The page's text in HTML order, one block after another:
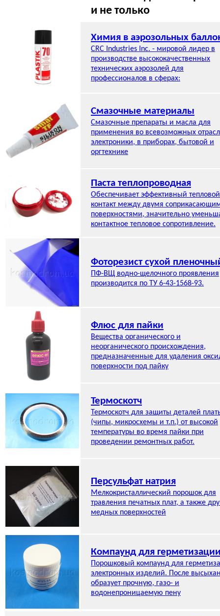
и не только
Химия в аэрозольных
CRC Industries Inc. - мировой лидер в
производстве высококачественных
технических аэрозолей для
профессионалов в сферах:
Смазочные материалы
Смазочные препараты и масла для
применения во всевозможных
электроники, в приборах, бытовой и
оргтехнике
Паста теплопроводная
Обеспечивает эффективный тепловой
контакт между двумя
поверхностями, значительно
контактное тепловое сопротивление.
Фоторезист сухой
ПФ-ВЩ водно-щелочного проявления
производится по ТУ 6-43-1568-93.
Флюс для пайки
Вещества органического и
неорганического происхождения,
предназначенные для удаления
поверхности под пайку
Термоскотч
Термоскотч для защиты деталей
(чипы, микросхемы и т.п.) от высокой
температуры во время пайки при
проведении ремонтных работ.
Персульфат натрия
Мелкокристаллический порошок для
травления печатных плат, а также
медных поверхностей
Компаунд для
Порошковый компаунд для
электронных изделий. После
образует прочную, газо- и
водонепроницаемую пену